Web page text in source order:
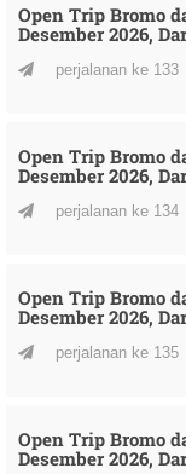
Open Trip Bromo
Desember 2026,
perjalanan ke 133
Open Trip Bromo
Desember 2026,
perjalanan ke 134
Open Trip Bromo
Desember 2026,
perjalanan ke 135
Open Trip Bromo
Desember 2026,